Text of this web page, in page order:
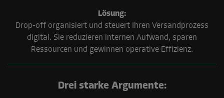
Lösung:
Drop-off organisiert und steuert Ihren Versandprozess
digital. Sie reduzieren internen Aufwand, sparen
Ressourcen und gewinnen operative Effizienz.
Drei starke Argumente: